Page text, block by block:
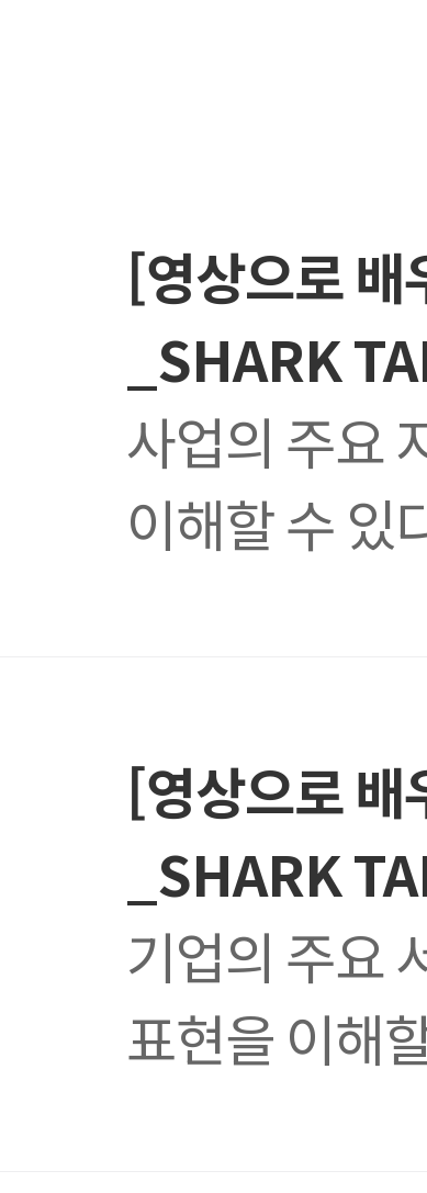
[영상으로 배
_SHARK
사업의 주요
이해할 수 있
[영상으로 배
_SHARK
기업의 주요
표현을 이해